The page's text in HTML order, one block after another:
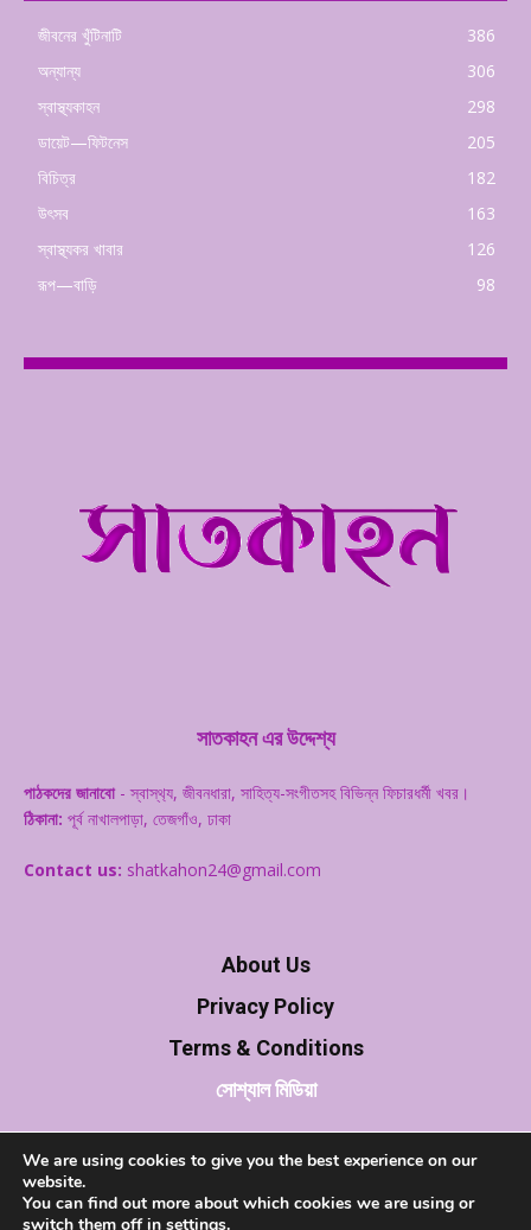
জীবনের খুঁটিনাটি
386
অন্যান্য
306
স্বাস্থ্যকাহন
298
ডায়েট—ফিটনেস
205
বিচিত্র
182
উৎসব
163
স্বাস্থ্যকর খাবার
126
রূপ—বাড়ি
98
সাতকাহন এর উদ্দেশ্য
পাঠকদের জানাবো - স্বাস্থ‌্য, জীবনধারা, সাহিত্য-সংগীতসহ বিভিন্ন ফিচারধর্মী খবর।
ঠিকানা: পূর্ব নাখালপাড়া, তেজগাঁও, ঢাকা
Contact us: shatkahon24@gmail.com
About Us
Privacy Policy
Terms & Conditions
সোশ্যাল মিডিয়া
We are using cookies to give you the best experience on our
website.
You can find out more about which cookies we are using or
switch them off in settings.